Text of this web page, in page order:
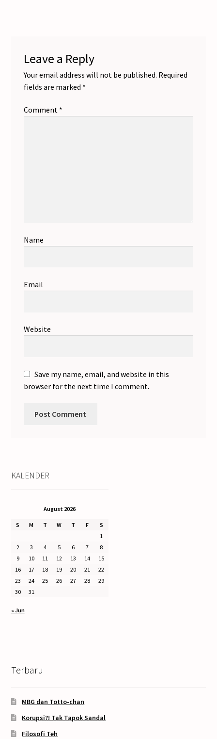
Leave a Reply
Your email address will not be published. Required
fields are marked *
Comment *
Name
Email
Website
Save my name, email, and website in this
browser for the next time I comment.
KALENDER
August 2026
S M T W T F
S
1
2
3 4 5 6 7
8
9
10 11 12 13 14
15
16
17 18 19 20 21
22
23
24 25 26 27 28
29
30
31
« Jun
Terbaru
MBG dan Totto-chan
Korupsi?! Tak Tapok Sandal
Filosofi Teh